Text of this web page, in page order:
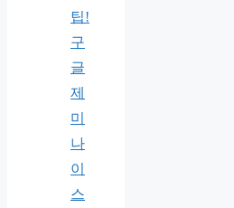
팁!
구
글
제
미
나
이
스